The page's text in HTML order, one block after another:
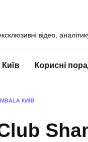
відео,
Київ Корисні
КИЇВ